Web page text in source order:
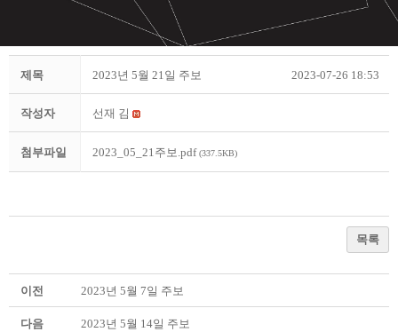
제목 2023년 5월 21일 주보 2023-07-26 18:53
작성자 선재 김
첨부파일 2023_05_21주보.pdf(337.5KB)
목록
이전 2023년 5월 7일 주보
다음 2023년 5월 14일 주보